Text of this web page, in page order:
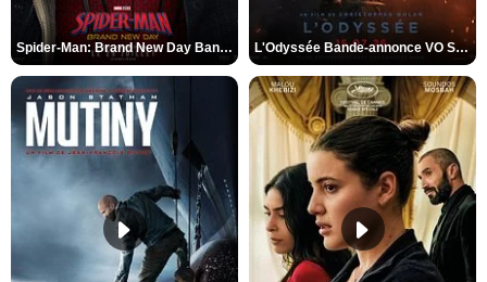
Spider-Man: Brand New Day Bande-annonce VO STFR L'Odyssée Bande-annonce VO STFR